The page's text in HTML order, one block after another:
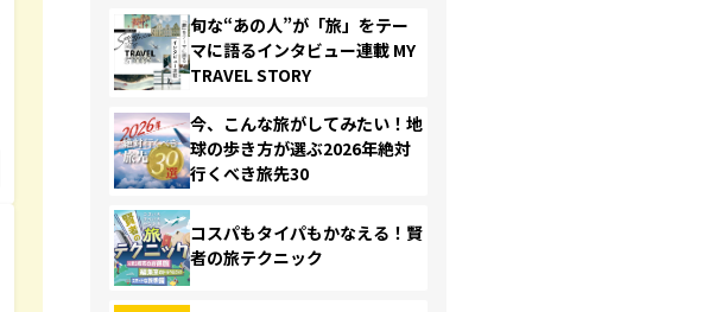
旬な“あの人”が「旅」をテー
マに語るインタビュー連載 MY
TRAVEL STORY
今、こんな旅がしてみたい！地
球の歩き方が選ぶ2026年絶対
行くべき旅先30
コスパもタイパもかなえる！賢
者の旅テクニック